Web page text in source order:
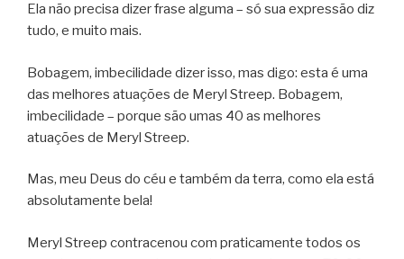
Ela não precisa dizer frase alguma – só sua expressão diz
tudo, e muito mais.
Bobagem, imbecilidade dizer isso, mas digo: esta é uma
das melhores atuações de Meryl Streep. Bobagem,
imbecilidade – porque são umas 40 as melhores
atuações de Meryl Streep.
Mas, meu Deus do céu e também da terra, como ela está
absolutamente bela!
Meryl Streep contracenou com praticamente todos os